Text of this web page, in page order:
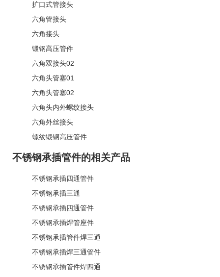
扩口式管接头
六角管接头
六角接头
锻钢高压管件
六角双接头02
六角头管塞01
六角头管塞02
六角头内外螺纹接头
六角外丝接头
螺纹锻钢高压管件
不锈钢承插管件的相关产品
不锈钢承插四通管件
不锈钢承插三通
不锈钢承插四通管件
不锈钢承插焊管座件
不锈钢承插管件焊三通
不锈钢承插焊三通管件
不锈钢承插管件焊四通